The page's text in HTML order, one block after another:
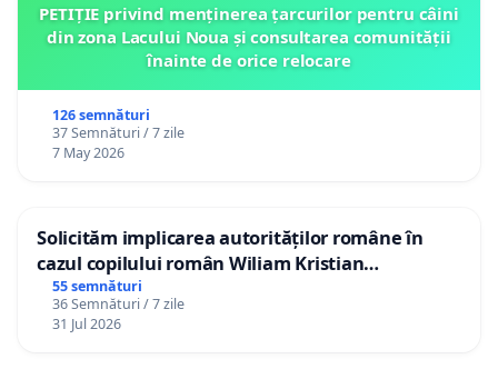
PETIȚIE privind menținerea țarcurilor pentru câini
din zona Lacului Noua și consultarea comunității
înainte de orice relocare
126 semnături
37 Semnături / 7 zile
7 May 2026
Solicităm implicarea autorităților române în
cazul copilului român Wiliam Kristian
Gheorghe, aflat în plasament în Danemarca de
12 ani
55 semnături
36 Semnături / 7 zile
31 Jul 2026